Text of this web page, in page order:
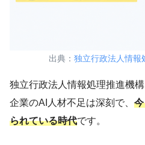
出典： 独立行政法人情報
独立行政法人情報処理推進機
企業のAI人材不足は深刻で、
られている時代です。